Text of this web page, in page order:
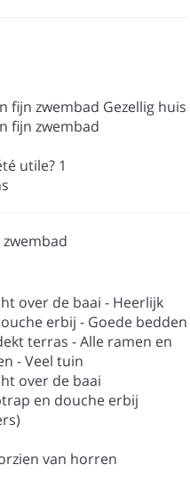
fijn zwembad Gezellig huis
fijn zwembad
utile? 1
over de baai - Heerlijk
erbij - Goede bedden
terras - Alle ramen en
- Veel tuin
over de baai
en douche erbij
van horren